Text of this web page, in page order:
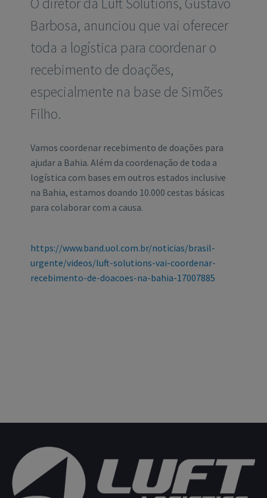
Barbosa, anunciou que vai oferecer
toda a logística para coordenar o
recebimento de doações,
especialmente na base de Simões
Filho.
Vamos coordenar recebimento de doações para
ajudar a Bahia. Além da coordenação de toda a
logística com bases em outros estados inclusive
na Bahia, estamos doando 10.000 cestas básicas
para colaborar com a causa.
https://www.band.uol.com.br/noticias/brasil-
urgente/videos/luft-solutions-vai-coordenar-
recebimento-de-doacoes-na-bahia-17007885